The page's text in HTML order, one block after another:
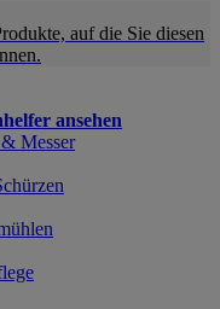
auf die Sie diesen
ansehen
Messer